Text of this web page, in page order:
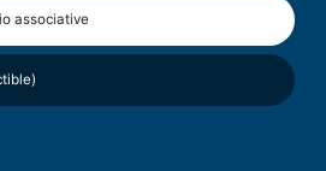
associative